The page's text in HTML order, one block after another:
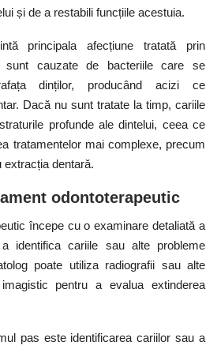
și de a restabili funcțiile acestuia.
principala afecțiune tratată prin
sunt cauzate de bacteriile care se
dinților, producând acizi ce
Dacă nu sunt tratate la timp, cariile
profunde ale dintelui, ceea ce
tratamentelor mai complexe, precum
extracția dentară.
odontoterapeutic
începe cu o examinare detaliată a
identifica cariile sau alte probleme
poate utiliza radiografii sau alte
pentru a evalua extinderea
pas este identificarea cariilor sau a